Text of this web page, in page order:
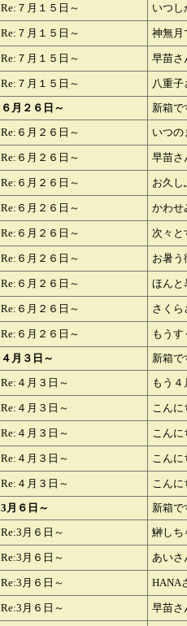
Re:７月１５日～ いつ
Re:７月１５日～ 神無
Re:７月１５日～ 早苗
Re:７月１５日～
八重
６月２６日～
新箱で
Re:６月２６日～ いつ
Re:６月２６日～ 早苗
Re:６月２６日～ お久
Re:６月２６日～ かわせ
Re:６月２６日～ 次々と
Re:６月２６日～ お暑
Re:６月２６日～ ほん
Re:６月２６日～ さく
Re:６月２６日～
もう
４月３日～
新箱で
Re:４月３日～ もう
Re:４月３日～ こん
Re:４月３日～ こん
Re:４月３日～ こん
Re:４月３日～
こん
3月６日～
新箱で
Re:3月６日～ 鰰しち
Re:3月６日～ あい
Re:3月６日～ HANA
Re:3月６日～ 早苗さ